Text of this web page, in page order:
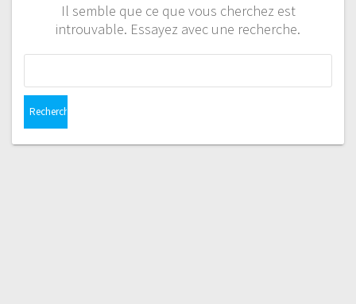
Il semble que ce que vous cherchez est
introuvable. Essayez avec une recherche.